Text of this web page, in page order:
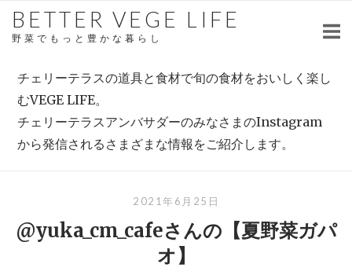
SkipBETTER VEGE LIFE
野菜でもっと豊かな暮らし
チェリーテラスの道具と食材で旬の食材をおいしく楽し
むVEGE LIFE。
チェリーテラスアンバサダーのみなさまのInstagram
から発信されるさまざまな情報をご紹介します。
2021年6月25日
@yuka_cm_cafeさんの【夏野菜ガパ
オ】